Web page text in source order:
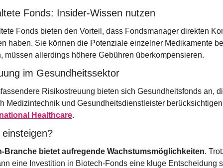
Fonds: Insider-Wissen nutzen
Fonds bieten den Vorteil, dass Fondsmanager direkten
haben. Sie können die Potenziale einzelner Medikamente
müssen allerdings höhere Gebühren überkompensieren.
im Gesundheitssektor
Risikostreuung bieten sich Gesundheitsfonds an,
Medizintechnik und Gesundheitsdienstleister
Healthcare.
Branche bietet aufregende Wachstumsmöglichkeiten.
eine Investition in Biotech-Fonds eine kluge Entscheidung